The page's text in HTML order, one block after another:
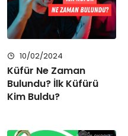
10/02/2024
Küfür Ne Zaman
Bulundu? İlk Küfürü
Kim Buldu?